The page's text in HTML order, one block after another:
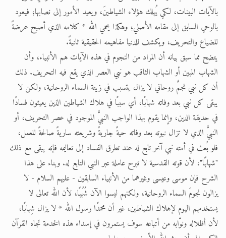
بالآيات البينات، لكي يُهلك هؤلاء الشياطينَ، ويعيد الأمور إلى نصابها؛ فيعود
بالوحي السابق إلى مقامه الأصلي؛ وهكذا يحمي الله * كلامه الذي أصبح عرضةً
للضياع والتحريف، ويكشف للدنيا مفاهيمه الحقيقية ثانيةً.
يتضح مما سبق بيانه أن المراد من النجوم في هذه الآيات هم الأنبياء، وأن
الشهاب المبين أو الشهاب الثاقب هو نبي العصر الذي يقع فيه التحريف. ذلك
أن كل نبي نجمٌ روحاني لا يزال يتسبب في زينة السماء الروحانية، ولكن لا
يبقى كل نبي بعد وفاته شهابًا، أي سببًا في هلاك الشياطين الذين يعيثون فسادًا
في حديقة الدين، وإنما يقوم بهذا الواجب النبيُّ الموجود في عصر التحريف، أو
النبيُّ الذي لا تزال نبوته بعد وفاته حيةً جاريةً وشريعته ساريةً صالحةً للعمل،
فلو بُعث في أمته نبي آخر تابع له عند تطرق الفساد إلى تعاليمه فإنه يبقى مع ذلك
"شهابًا"، لأن قوته القدسية لا تبرح عاملة عبر النبي التابع له. وبناء على هذا
الشرح فإن موسى وعيسى وغيرهما من الأنبياء السابقين - عليهم السلام - لا
يزالون نجومَ السماء الروحانية، ولكنهم ليسوا الآن شُهُبًا، لأن الله تعالى لا
يستخدمهم اليوم لإهلاك الشياطين، غير أن محمدًا رسول الله * لا يزال شِهابًا،
لأن أظلاله ونوّابه من أتباعه سوف يستمرون في إسداء هذه الخدمة تجاه القرآن